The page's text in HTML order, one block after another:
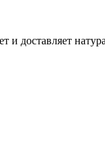
и доставляет